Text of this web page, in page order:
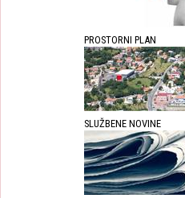
PROSTORNI PLAN
SLUŽBENE NOVINE